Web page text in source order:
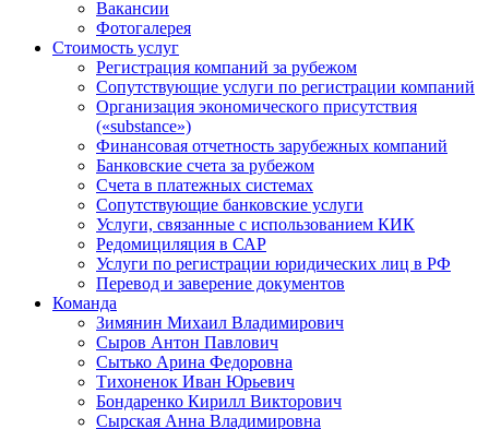
Вакансии
Фотогалерея
Стоимость услуг
Регистрация компаний за рубежом
Сопутствующие услуги по регистрации компаний
Организация экономического присутствия
(«substance»)
Финансовая отчетность зарубежных компаний
Банковские счета за рубежом
Счета в платежных системах
Сопутствующие банковские услуги
Услуги, связанные с использованием КИК
Редомициляция в САР
Услуги по регистрации юридических лиц в РФ
Перевод и заверение документов
Команда
Зимянин Михаил Владимирович
Сыров Антон Павлович
Сытько Арина Федоровна
Тихоненок Иван Юрьевич
Бондаренко Кирилл Викторович
Сырская Анна Владимировна